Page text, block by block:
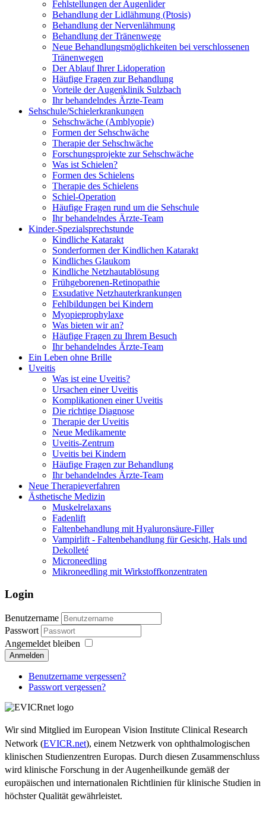
Fehlstellungen der Augenlider
Behandlung der Lidlähmung (Ptosis)
Behandlung der Nervenlähmung
Behandlung der Tränenwege
Neue Behandlungsmöglichkeiten bei verschlossenen
Tränenwegen
Der Ablauf Ihrer Lidoperation
Häufige Fragen zur Behandlung
Vorteile der Augenklinik Sulzbach
Ihr behandelndes Ärzte-Team
Sehschule/Schielerkrankungen
Sehschwäche (Amblyopie)
Formen der Sehschwäche
Therapie der Sehschwäche
Forschungsprojekte zur Sehschwäche
Was ist Schielen?
Formen des Schielens
Therapie des Schielens
Schiel-Operation
Häufige Fragen rund um die Sehschule
Ihr behandelndes Ärzte-Team
Kinder-Spezialsprechstunde
Kindliche Katarakt
Sonderformen der Kindlichen Katarakt
Kindliches Glaukom
Kindliche Netzhautablösung
Frühgeborenen-Retinopathie
Exsudative Netzhauterkrankungen
Fehlbildungen bei Kindern
Myopieprophylaxe
Was bieten wir an?
Häufige Fragen zu Ihrem Besuch
Ihr behandelndes Ärzte-Team
Ein Leben ohne Brille
Uveitis
Was ist eine Uveitis?
Ursachen einer Uveitis
Komplikationen einer Uveitis
Die richtige Diagnose
Therapie der Uveitis
Neue Medikamente
Uveitis-Zentrum
Uveitis bei Kindern
Häufige Fragen zur Behandlung
Ihr behandelndes Ärzte-Team
Neue Therapieverfahren
Ästhetische Medizin
Muskelrelaxans
Fadenlift
Faltenbehandlung mit Hyaluronsäure-Filler
Vampirlift - Faltenbehandlung für Gesicht, Hals und
Dekolleté
Microneedling
Mikroneedling mit Wirkstoffkonzentraten
Login
Benutzername
Passwort
Angemeldet bleiben
Anmelden
Benutzername vergessen?
Passwort vergessen?
Wir sind Mitglied im European Vision Institute Clinical Research
Network (EVICR.net), einem Netzwerk von ophthalmologischen
klinischen Studienzentren Europas. Durch diesen Zusammenschluss
wird klinische Forschung in der Augenheilkunde gemäß der
europäischen und internationalen Richtlinien für klinische Studien in
höchster Qualität gewährleistet.